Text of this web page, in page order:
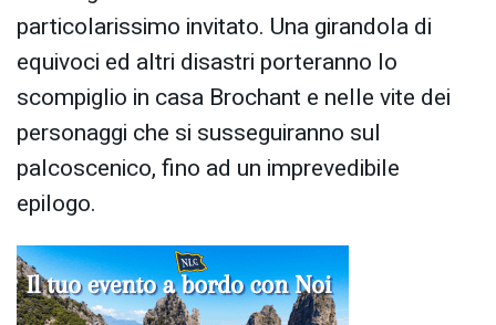
particolarissimo invitato. Una girandola di
equivoci ed altri disastri porteranno lo
scompiglio in casa Brochant e nelle vite dei
personaggi che si susseguiranno sul
palcoscenico, fino ad un imprevedibile
epilogo.